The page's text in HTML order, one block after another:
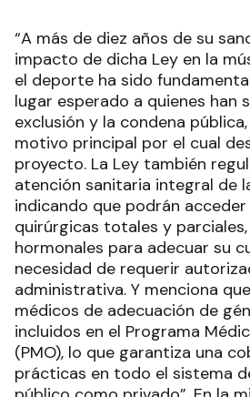
“A más de diez años de su
impacto de dicha Ley en la
el deporte ha sido
lugar esperado a quienes han
exclusión y la condena
motivo principal por el cual
proyecto. La Ley también
atención sanitaria integral de
indicando que podrán
quirúrgicas totales y
hormonales para adecuar su
necesidad de requerir
administrativa. Y menciona
médicos de adecuación de
incluidos en el Programa
(PMO), lo que garantiza una
prácticas en todo el sistema